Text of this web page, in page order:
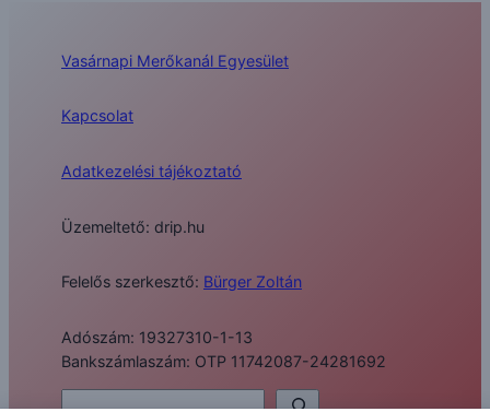
Vasárnapi Merőkanál Egyesület
Kapcsolat
Adatkezelési tájékoztató
Üzemeltető: drip.hu
Felelős szerkesztő: Bürger Zoltán
Adószám: 19327310-1-13
Bankszámlaszám: OTP 11742087-24281692